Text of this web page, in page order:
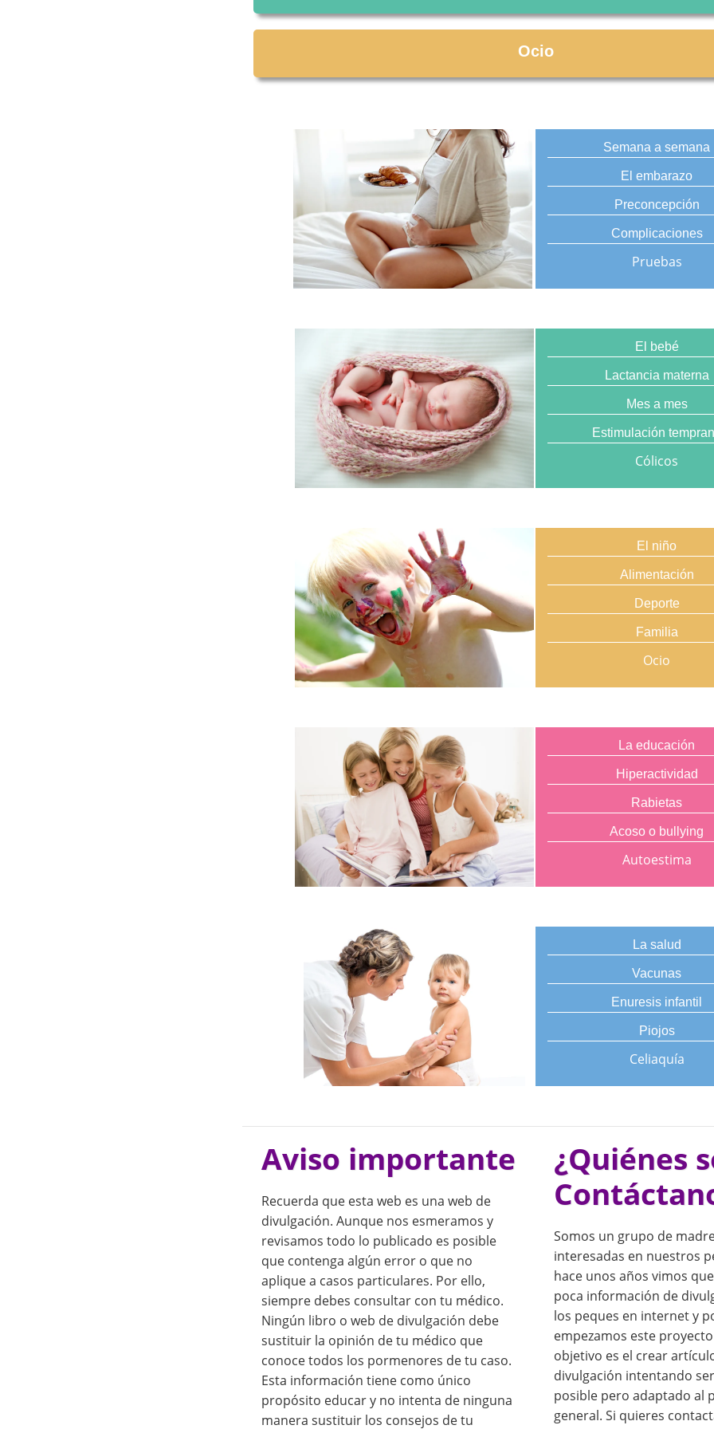
Ocio
Semana a semana
El embarazo
Preconcepción
Complicaciones
Pruebas
El bebé
Lactancia materna
Mes a mes
Estimulación
Cólicos
El niño
Alimentación
Deporte
Familia
Ocio
La educación
Hiperactividad
Rabietas
Acoso o bullying
Autoestima
La salud
Vacunas
Enuresis infantil
Piojos
Celiaquía
Aviso importante
Recuerda que esta web es una web de
divulgación. Aunque nos esmeramos y
revisamos todo lo publicado es posible
que contenga algún error o que no
aplique a casos particulares. Por ello,
siempre debes consultar con tu médico.
Ningún libro o web de divulgación debe
sustituir la opinión de tu médico que
conoce todos los pormenores de tu caso.
Esta información tiene como único
propósito educar y no intenta de ninguna
manera sustituir los consejos de tu
¿Quiénes
Somos un grupo de
interesadas en nuestros
hace unos años vimos
poca información de
los peques en internet y
empezamos este
objetivo es el crear
divulgación intentando
posible pero adaptado al
general. Si quieres